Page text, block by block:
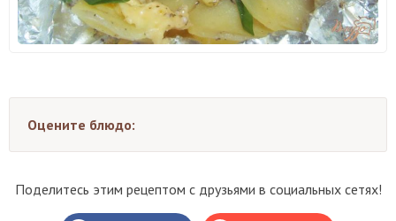
Оцените блюдо:
Поделитесь этим рецептом с друзьями в социальных сетях!